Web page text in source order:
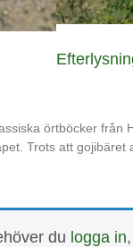
örtböcker från
Trots att
du logga in